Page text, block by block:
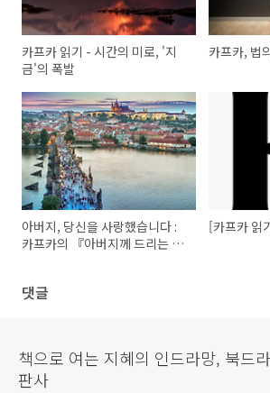
카프카 읽기 - 시간의 미로, '지
금'의 폭발
카프카, 법
아버지, 당신을 사랑했습니다 :
카프카의 『아버지께 드리는 편
[카프카 읽
댓글
책으로 여는 지혜의 인드라망, 북드
판사